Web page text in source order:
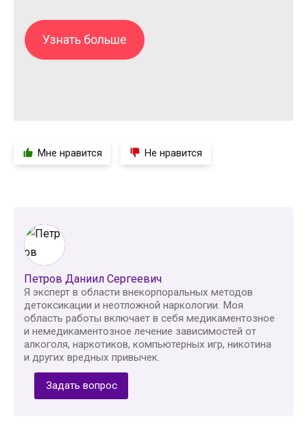
Узнать больше
Мне нравится Не нравится
Петров Даниил Сергеевич
Я эксперт в области внекорпоральных методов
детоксикации и неотложной наркологии. Моя
область работы включает в себя медикаментозное
и немедикаментозное лечение зависимостей от
алкоголя, наркотиков, компьютерных игр, никотина
и других вредных привычек.
Задать вопрос